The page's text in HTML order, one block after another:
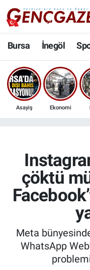
Bursa İnegöl
Asayiş Ekonomi
çöktü
Meta
WhatsApp
Bursa
İnegöl
3.SAYFA
Ekonomi
Güncel
Kadın & Aile
Nöbetçi
Hava Durumu
Trafik Durumu
Son Dakika
Haber Arşivi